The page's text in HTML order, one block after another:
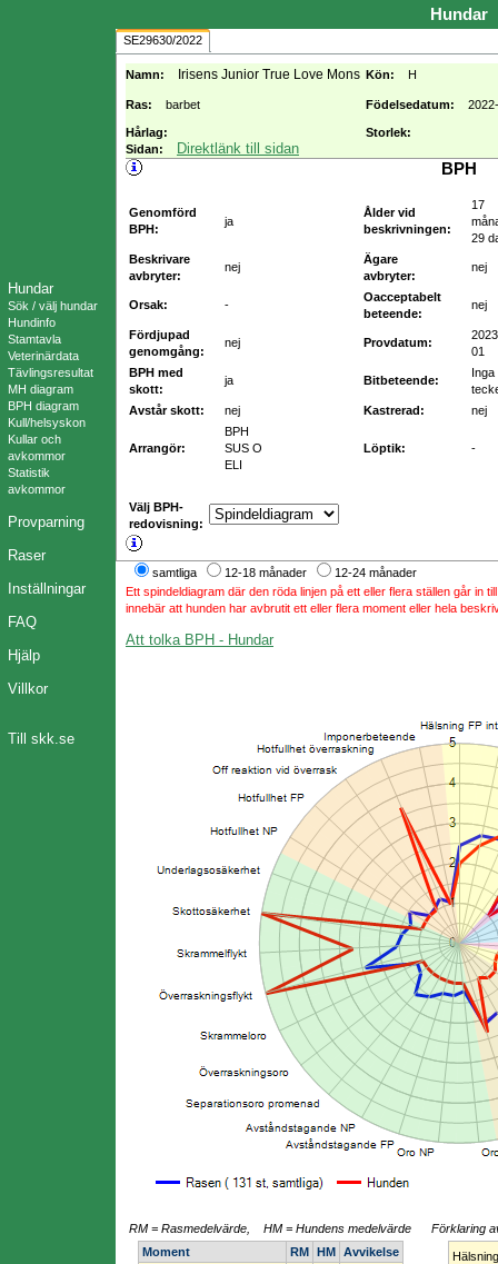
Hundar
Sök / välj hundar
Hundinfo
Stamtavla
Veterinärdata
Tävlingsresultat
MH diagram
BPH diagram
Kull/helsyskon
Kullar och
avkommor
Statistik
avkommor
Provparning
Raser
Inställningar
FAQ
Hjälp
Villkor
Till skk.se
Hundar
SE29630/2022
Namn: Irisens Junior True Love Mons Kön: H
Ras: barbet Födelsedatum:
Hårlag:
Storlek:
Sidan:
Direktlänk till sidan
BPH
Genomförd
BPH:
ja
Ålder vid
beskrivningen:
17
29
Beskrivare
avbryter:
nej
Ägare
avbryter:
nej
Orsak: -
Oacceptabelt
beteende:
nej
Fördjupad
genomgång:
nej Provdatum:
01
BPH med
skott:
ja Bitbeteende:
Inga
Avstår skott:
nej Kastrerad: nej
Arrangör:
BPH
SUS O
ELI
Löptik: -
Välj BPH-
redovisning:
samtliga 12-18 månader
12-24 månader
Ett spindeldiagram där den röda linjen på ett eller flera ställen går in
innebär att hunden har avbrutit ett eller flera moment eller hela
Att tolka BPH - Hundar
RM = Rasmedelvärde, HM = Hundens medelvärde
Moment
RM HM
Avvikelse
Förklaring
Hälsning